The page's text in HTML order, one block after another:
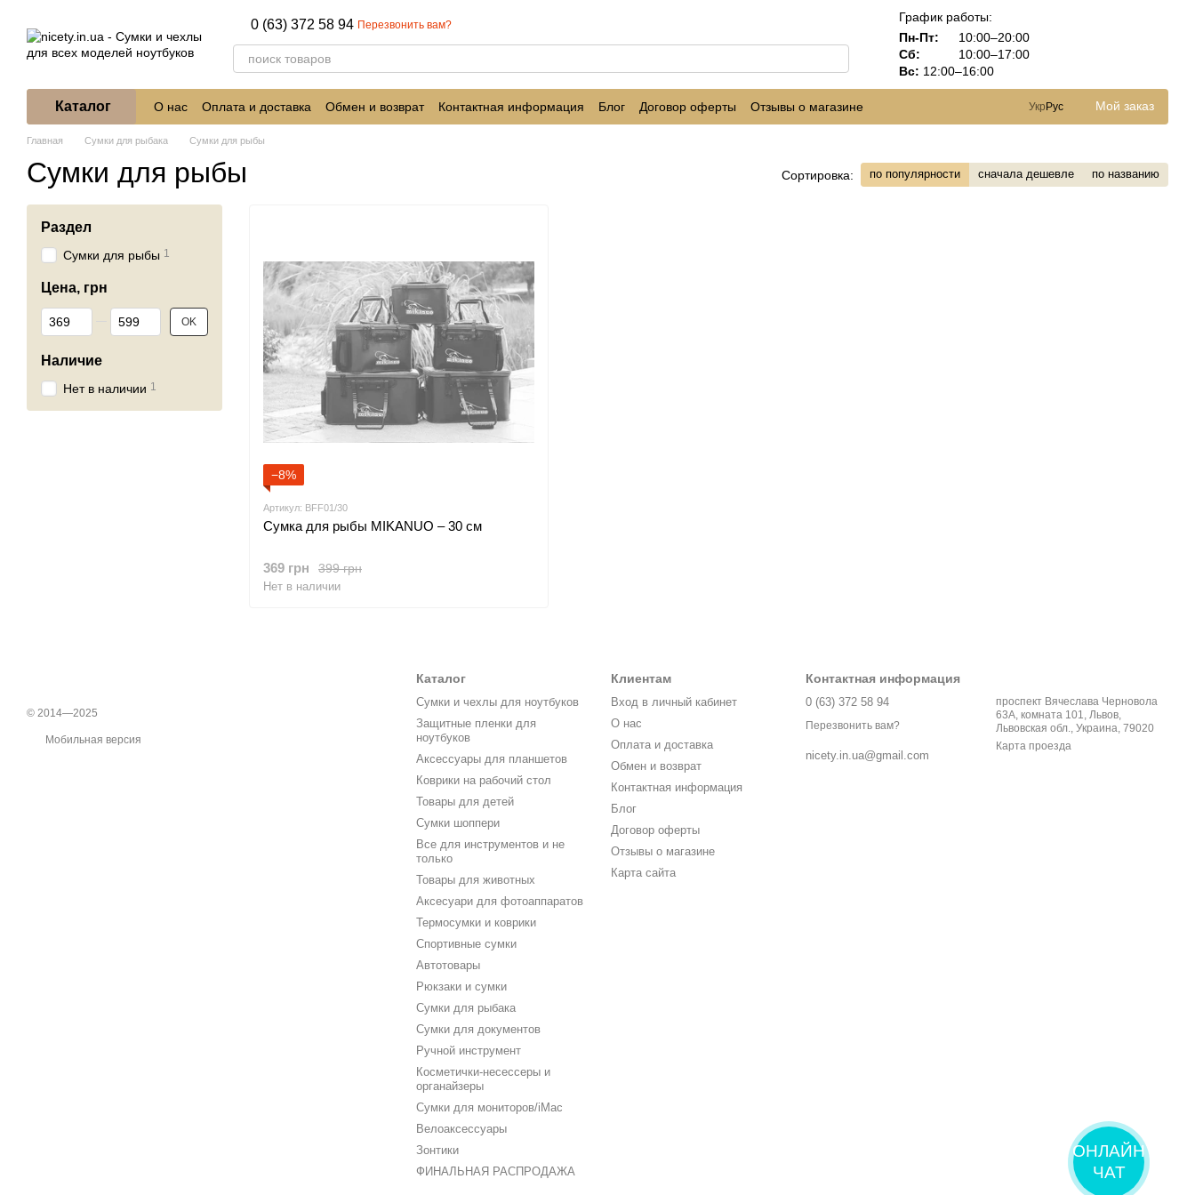
0 (63) 372 58 94 Перезвонить вам?
График работы:
Пн-Пт:
10:00–20:00
Сб:
10:00–17:00
Вс: 12:00–16:00
Каталог О нас Оплата и доставка Обмен и возврат Контактная информация Блог Договор оферты Отзывы о магазине Укр Рус Мой заказ
Главная Сумки для рыбака Сумки для рыбы
Сумки для рыбы Сортировка: по популярности сначала дешевле по названию
−8%
Артикул: BFF01/30
Сумка для рыбы MIKANUO – 30 см
399 грн
369 грн
Нет в наличии
Раздел
Сумки для рыбы 1
Цена, грн
От Цена, грн
До Цена, грн OK
Наличие
Нет в наличии 1
© 2014—2025
Мобильная версия
Каталог
Cумки и чехлы для ноутбуков
Защитные пленки для
ноутбуков
Аксессуары для планшетов
Коврики на рабочий стол
Товары для детей
Сумки шоппери
Все для инструментов и не
только
Товары для животных
Аксесуари для фотоаппаратов
Термосумки и коврики
Спортивные сумки
Автотовары
Рюкзаки и сумки
Сумки для рыбака
Сумки для документов
Ручной инструмент
Косметички-несессеры и
органайзеры
Сумки для мониторов/iMac
Велоаксессуары
Зонтики
ФИНАЛЬНАЯ РАСПРОДАЖА
Клиентам
Вход в личный кабинет
О нас
Оплата и доставка
Обмен и возврат
Контактная информация
Блог
Договор оферты
Отзывы о магазине
Карта сайта
Контактная информация
0 (63) 372 58 94
Перезвонить вам?
nicety.in.ua@gmail.com
проспект Вячеслава Черновола
63А, комната 101, Львов,
Львовская обл., Украина, 79020
Карта проезда
ОНЛАЙН
ЧАТ